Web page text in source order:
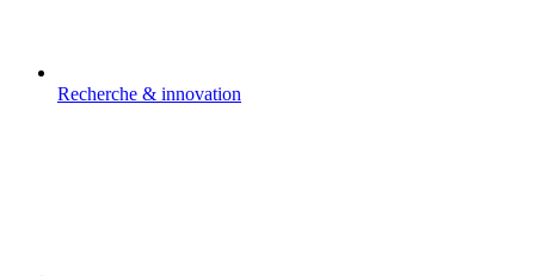
Recherche & innovation